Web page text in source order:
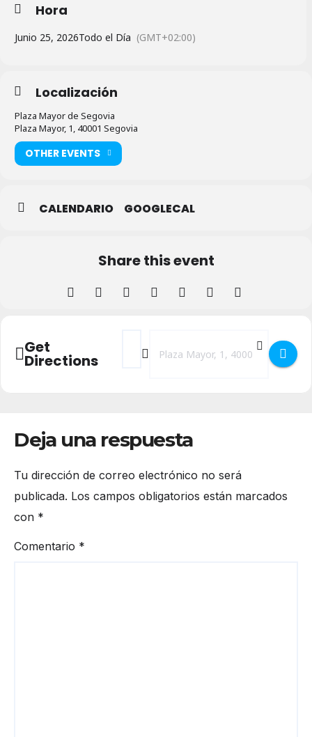
Hora
Junio 25, 2026Todo el Día (GMT+02:00)
Localización
Plaza Mayor de Segovia
Plaza Mayor, 1, 40001 Segovia
OTHER EVENTS
CALENDARIO GOOGLECAL
Share this event
Get
Directions
Address - TS en concierto: Los temas
Destination Address - TS en
Deja una respuesta
Tu dirección de correo electrónico no será
publicada. Los campos obligatorios están marcados
con *
Comentario *